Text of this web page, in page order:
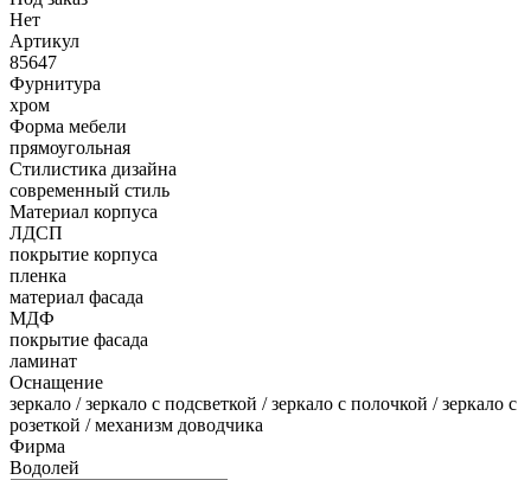
Нет
Артикул
85647
Фурнитура
хром
Форма мебели
прямоугольная
Стилистика дизайна
современный стиль
Материал корпуса
ЛДСП
покрытие корпуса
пленка
материал фасада
МДФ
покрытие фасада
ламинат
Оснащение
зеркало / зеркало с подсветкой / зеркало с полочкой / зеркало с
розеткой / механизм доводчика
Фирма
Водолей